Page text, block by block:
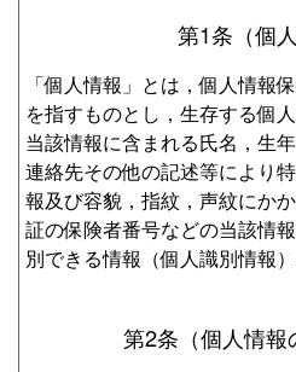
第1条（個
「個人情報」とは，個人情報
を指すものとし，生存する個
当該情報に含まれる氏名，生
連絡先その他の記述等により
報及び容貌，指紋，声紋にか
証の保険者番号などの当該情
別できる情報（個人識別情報）
第2条（個人情報